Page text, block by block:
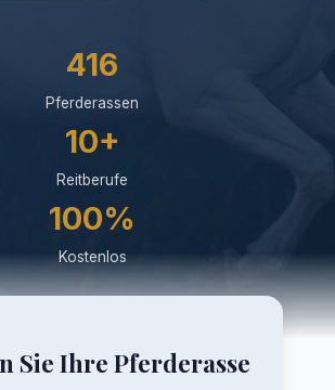
416
Pferderassen
10+
Reitberufe
100%
Kostenlos
Sie Ihre Pferderasse